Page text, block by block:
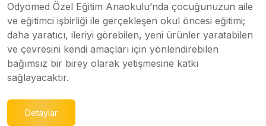
Odyomed Özel Eğitim Anaokulu’nda çocuğunuzun aile
ve eğitimci işbirliği ile gerçekleşen okul öncesi eğitimi;
daha yaratıcı, ileriyi görebilen, yeni ürünler yaratabilen
ve çevresini kendi amaçları için yönlendirebilen
bağımsız bir birey olarak yetişmesine katkı
sağlayacaktır.
Detaylar